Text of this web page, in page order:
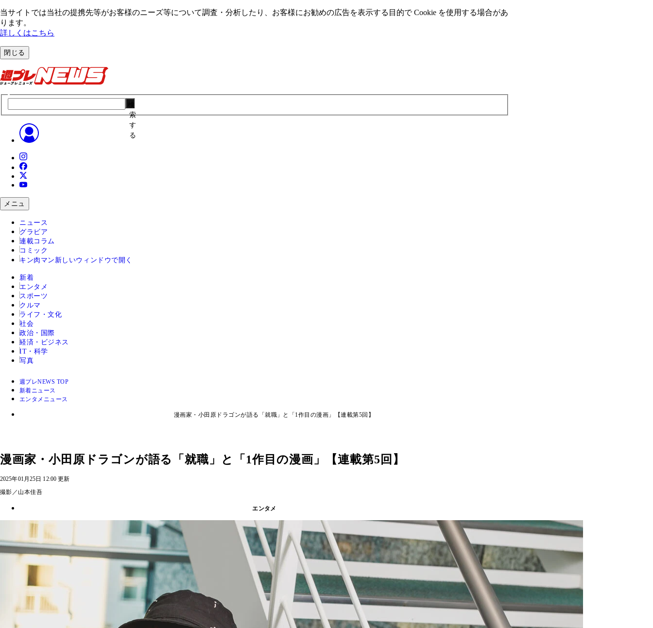
当サイトでは当社の提携先等がお客様のニーズ等について調査・分析したり、お客様にお勧めの広告を表⽰する⽬的で Cookie を使⽤する場合があ
ります。
詳しくはこちら
閉じる
索
す
る
メニュ
ニュース
グラビア
連載コラム
コミック
キン肉マン 新しいウィンドウで開く
新着
エンタメ
スポーツ
クルマ
ライフ・文化
社会
政治・国際
経済・ビジネス
IT・科学
写真
週プレNEWS TOP
新着ニュース
エンタメニュース
漫画家・小田原ドラゴンが語る「就職」と「1作目の漫画」【連載第5回】
漫画家・小田原ドラゴンが語る「就職」と「1作目の漫画」【連載第5回】
2025年01月25日 12:00 更新
撮影／山本佳吾
エンタメ